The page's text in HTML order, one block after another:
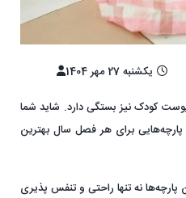
یکشنبه 27 مهر 1404
کودک نیز بستگی دارد. شاید شما
برای هر فصل سال بهترین
این پارچه‌ها نه تنها راحتی و تنفس پذیری